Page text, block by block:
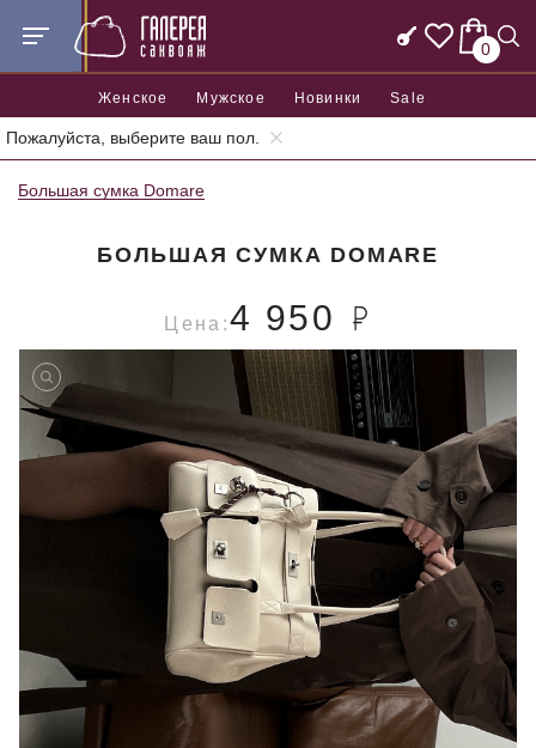
0
Женское Мужское Новинки Sale
Пожалуйста, выберите ваш пол.
Главная Женские сумки Большие женские сумки
Большая сумка Domare
БОЛЬШАЯ СУМКА DOMARE
Цена:4 950